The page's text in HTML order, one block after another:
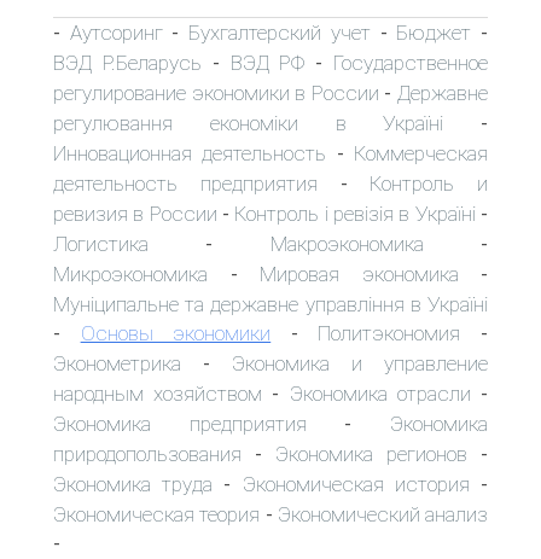
- Аутсоринг- Бухгалтерский учет - Бюджет -
ВЭД Р.Беларусь - ВЭД РФ - Государственное
регулирование экономики в России - Державне
регулювання економіки в Україні -
Инновационная деятельность - Коммерческая
деятельность предприятия - Контроль и
ревизия в России - Контроль і ревізія в Україні -
Логистика - Макроэкономика -
Микроэкономика - Мировая экономика -
Муніципальне та державне управління в Україні
- Основы экономики - Политэкономия -
Эконометрика - Экономика и управление
народным хозяйством - Экономика отрасли -
Экономика предприятия - Экономика
природопользования - Экономика регионов -
Экономика труда - Экономическая история -
Экономическая теория - Экономический анализ
-